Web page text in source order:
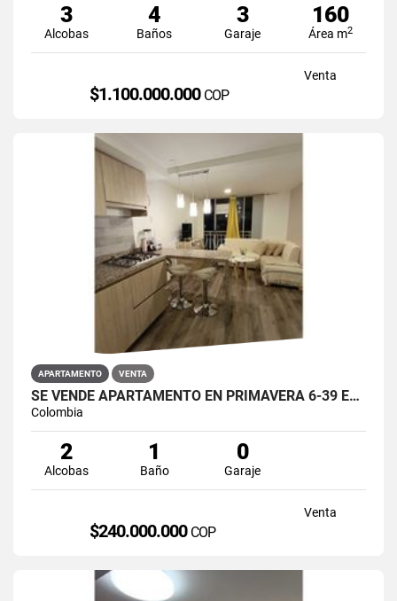
3
Alcobas
4
Baños
3
Garaje
160
Área m2
Venta
$1.100.000.000 COP
APARTAMENTO VENTA
SE VENDE APARTAMENTO EN PRIMAVERA 6-39 ET 2 PUENTE ARANDA
Colombia
2
Alcobas
1
Baño
0
Garaje
Venta
$240.000.000 COP